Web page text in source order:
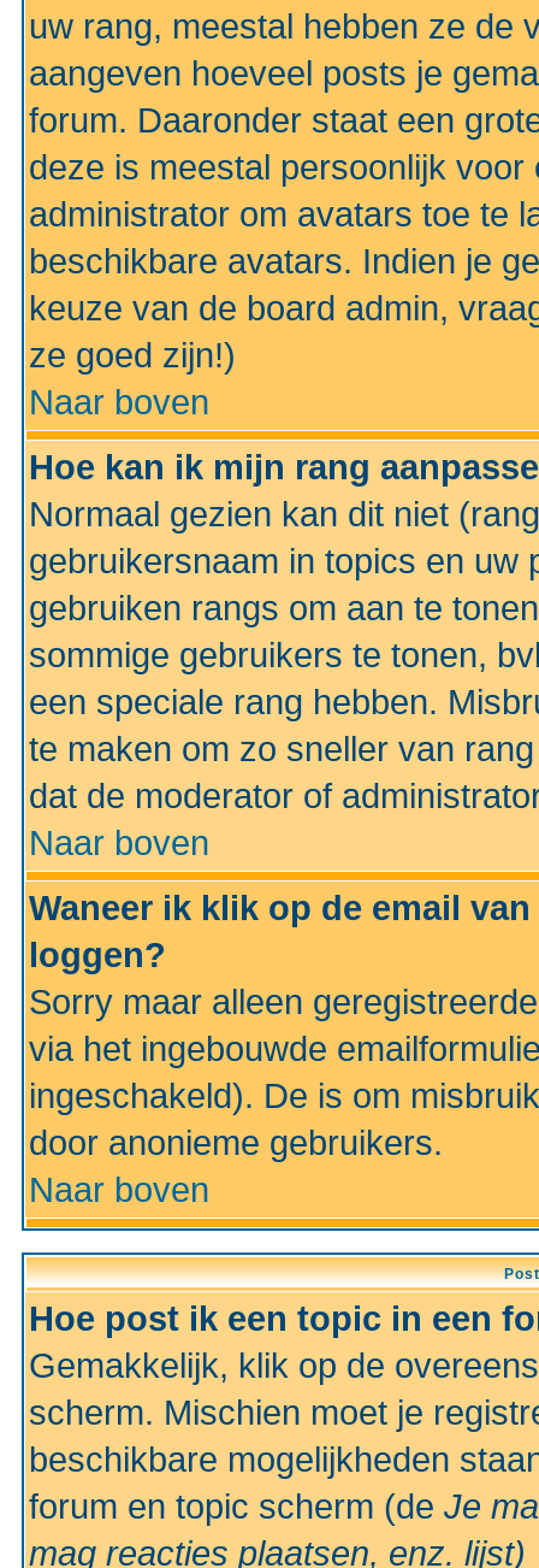
uw rang, meestal hebben ze de
aangeven hoeveel posts je
forum. Daaronder staat een
deze is meestal persoonlijk
administrator om avatars toe te
beschikbare avatars. Indien je
keuze van de board admin,
ze goed zijn!)
Naar boven
Hoe kan ik mijn rang
Normaal gezien kan dit niet
gebruikersnaam in topics en uw
gebruiken rangs om aan te
sommige gebruikers te tonen,
een speciale rang hebben.
te maken om zo sneller van
dat de moderator of
Naar boven
Waneer ik klik op de email
loggen?
Sorry maar alleen
via het ingebouwde
ingeschakeld). De is om
door anonieme gebruikers.
Naar boven
Hoe post ik een topic in een
Gemakkelijk, klik op de
scherm. Mischien moet je
beschikbare mogelijkheden
forum en topic scherm (de Je
mag reacties plaatsen, enz. lijst)